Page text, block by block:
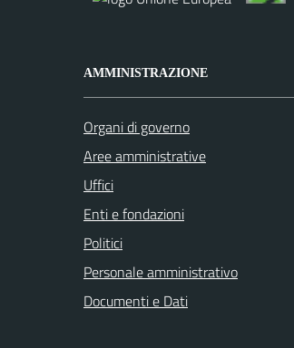
AMMINISTRAZIONE
Organi di governo
Aree amministrative
Uffici
Enti e fondazioni
Politici
Personale amministrativo
Documenti e Dati